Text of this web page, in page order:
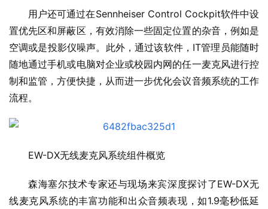
用户还可通过在Sennheiser Control Cockpit软件中设
置优先区和屏蔽区，有效消除一些固定位置的杂音，例如是
空调或是投影仪噪声。此外，通过该软件，IT管理员能随时
随地通过手机或电脑对企业或校园内网的任一麦克风进行控
制和监管，方便快捷，从而进一步优化会议音频系统的工作
流程。
EW-DX无线麦克风系统组件概览
森海塞尔技术专家还与现场来宾深度探讨了EW-DX无
线麦克风系统的丰富功能和出众音频表现，如1.9毫秒低延